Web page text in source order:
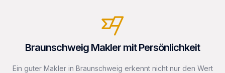
Braunschweig Makler mit Persönlichkeit
Ein guter Makler in Braunschweig erkennt nicht nur den Wert